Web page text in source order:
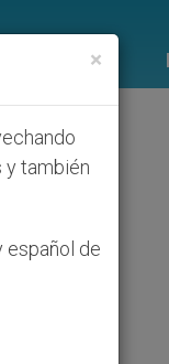
×
y también
español de